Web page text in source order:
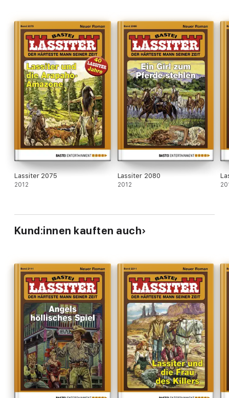
Lassiter 2075
2012
Lassiter 2080
2012
Kund:innen kauften auch